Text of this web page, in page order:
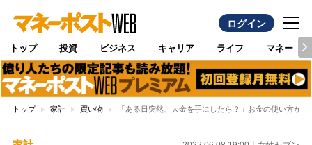
ログイン
トップ 投資 ビジネス キャリア ライフ マネー
トップ 家計 買い物 「ある日突然、大金を手にしたら？」お金の使い方が